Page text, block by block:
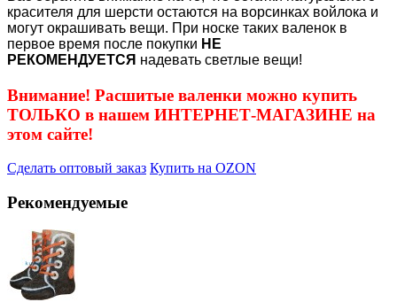
красителя для шерсти остаются на ворсинках войлока и
могут окрашивать вещи. При носке таких валенок в
первое время после покупки НЕ
РЕКОМЕНДУЕТСЯ надевать светлые вещи!
Внимание! Расшитые валенки можно купить
ТОЛЬКО в нашем ИНТЕРНЕТ-МАГАЗИНЕ на
этом сайте!
Сделать оптовый заказ Купить на OZON
Рекомендуемые